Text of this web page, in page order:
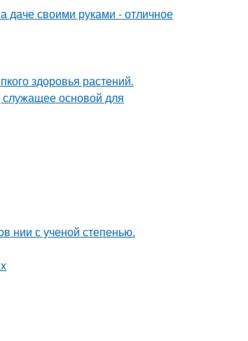
даче своими руками - отличное
здоровья растений.
служащее основой для
нии с ученой степенью.